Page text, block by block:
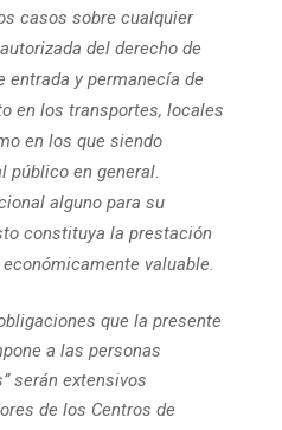
casos sobre cualquier
del derecho de
entrada y permanecía de
en los transportes, locales
en los que siendo
público en general.
alguno para su
constituya la prestación
valuable.
que la presente
a las personas
serán extensivos
de los Centros de